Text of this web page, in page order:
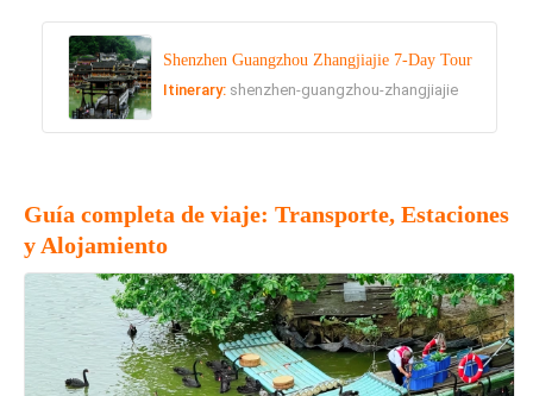
Shenzhen Guangzhou Zhangjiajie 7-Day Tour
Itinerary: shenzhen-guangzhou-zhangjiajie
Guía completa de viaje: Transporte, Estaciones
y Alojamiento